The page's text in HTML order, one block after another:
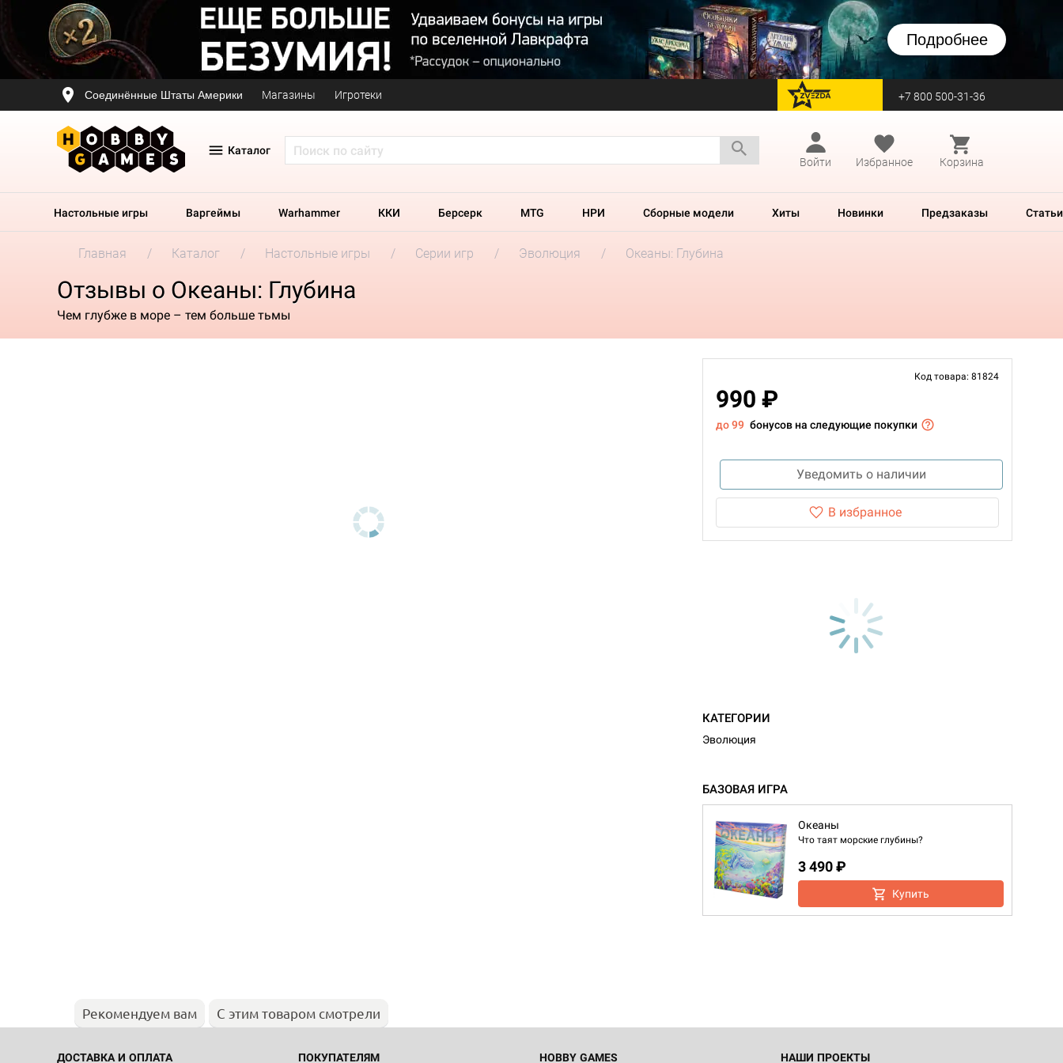
Подробнее
Соединённые Штаты Америки Магазины Игротеки перейти на Zvezda +7 800 500-31-36
Каталог
Войти
Избранное Корзина
Настольные игры Варгеймы Warhammer ККИ Берсерк MTG НРИ Сборные модели Хиты Новинки Предзаказы Статьи
Главная Каталог Настольные игры Серии игр Эволюция Океаны: Глубина
Отзывы о Океаны: Глубина
Чем глубже в море – тем больше тьмы
Код товара: 81824
990 ₽
до 99 бонусов на следующие покупки
Уведомить о наличии
В избранное
КАТЕГОРИИ
Эволюция
БАЗОВАЯ ИГРА
Океаны
Что таят морские глубины?
3 490 ₽
Купить
Рекомендуем вам С этим товаром смотрели
ДОСТАВКА И ОПЛАТА ПОКУПАТЕЛЯМ HOBBY GAMES НАШИ ПРОЕКТЫ